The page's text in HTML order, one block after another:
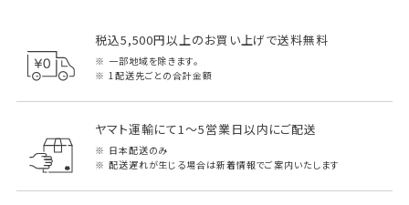
税込5,500円以上のお買い上げで送料無料
一部地域を除きます。
1配送先ごとの合計金額
ヤマト運輸にて1～5営業日以内にご配送
日本配送のみ
配送遅れが生じる場合は新着情報でご案内いたします